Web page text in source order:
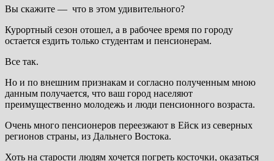
Вы скажите — что в этом удивительного?
Курортный сезон отошел, а в рабочее время по городу
остается ездить только студентам и пенсионерам.
Все так.
Но и по внешним признакам и согласно полученным мною
данным получается, что ваш город населяют
преимущественно молодежь и люди пенсионного возраста.
Очень много пенсионеров переезжают в Ейск из северных
регионов страны, из Дальнего Востока.
Хоть на старости людям хочется погреть косточки, оказаться